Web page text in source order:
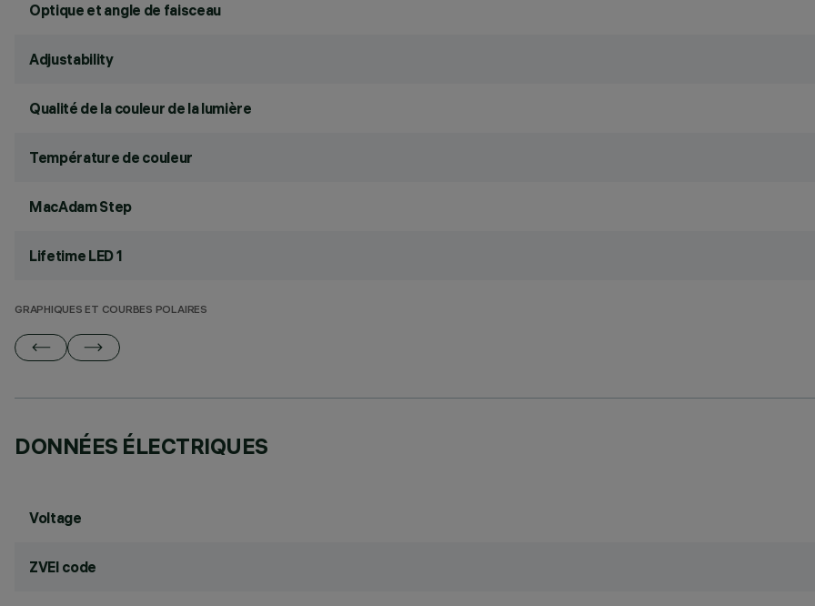
Optique et angle de faisceau
Adjustability
Qualité de la couleur de la lumière
Température de couleur
MacAdam Step
Lifetime LED 1
GRAPHIQUES ET COURBES POLAIRES
DONNÉES ÉLECTRIQUES
Voltage
ZVEI code